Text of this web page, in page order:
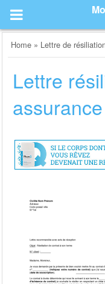
content
Home » Lettre de
Lettre